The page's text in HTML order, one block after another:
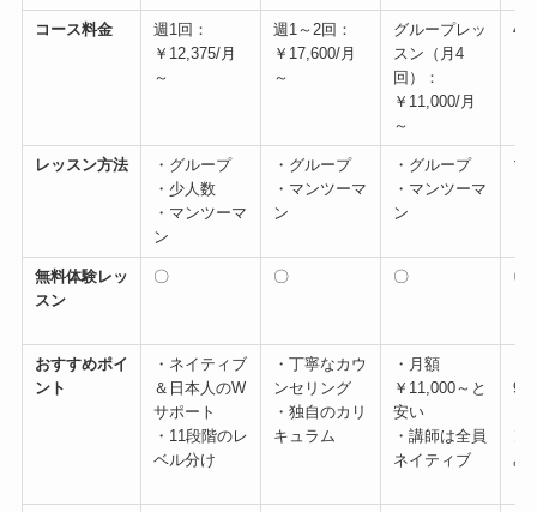
コース料金
週1回：
￥12,375/月
～
週1～2回：
￥17,600/月
～
グループレッ
スン（月4
回）：
￥11,000/月
～
4
レッスン方法
・グループ
・少人数
・マンツーマ
ン
・グループ
・マンツーマ
ン
・グループ
・マンツーマ
ン
マ
無料体験レッ
スン
〇 〇 〇 〇
おすすめポイ
ント
・ネイティブ
＆日本人のW
サポート
・11段階のレ
ベル分け
・丁寧なカウ
ンセリング
・独自のカリ
キュラム
・月額
￥11,000～と
安い
・講師は全員
ネイティブ
ン
み